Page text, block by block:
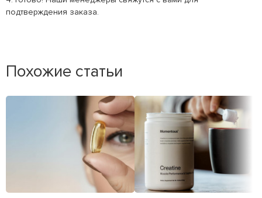
подтверждения заказа.
Похожие статьи